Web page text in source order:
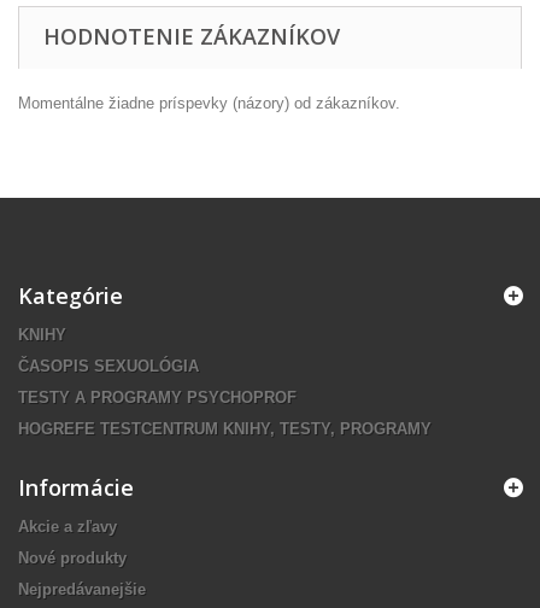
HODNOTENIE ZÁKAZNÍKOV
Momentálne žiadne príspevky (názory) od zákazníkov.
Kategórie
KNIHY
ČASOPIS SEXUOLÓGIA
TESTY A PROGRAMY PSYCHOPROF
HOGREFE TESTCENTRUM KNIHY, TESTY, PROGRAMY
Informácie
Akcie a zľavy
Nové produkty
Nejpredávanejšie